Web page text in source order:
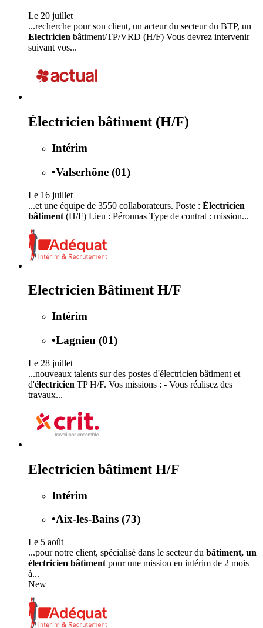
Le 20 juillet
...recherche pour son client, un acteur du secteur du BTP, un
Electricien bâtiment/TP/VRD (H/F) Vous devrez intervenir
suivant vos...
Électricien bâtiment (H/F)
Intérim
•Valserhône (01)
Le 16 juillet
...et une équipe de 3550 collaborateurs. Poste : Électricien
bâtiment (H/F) Lieu : Péronnas Type de contrat : mission...
Electricien Bâtiment H/F
Intérim
•Lagnieu (01)
Le 28 juillet
...nouveaux talents sur des postes d'électricien bâtiment et
d'électricien TP H/F. Vos missions : - Vous réalisez des
travaux...
Electricien bâtiment H/F
Intérim
•Aix-les-Bains (73)
Le 5 août
...pour notre client, spécialisé dans le secteur du bâtiment, un
électricien bâtiment pour une mission en intérim de 2 mois
à...
New